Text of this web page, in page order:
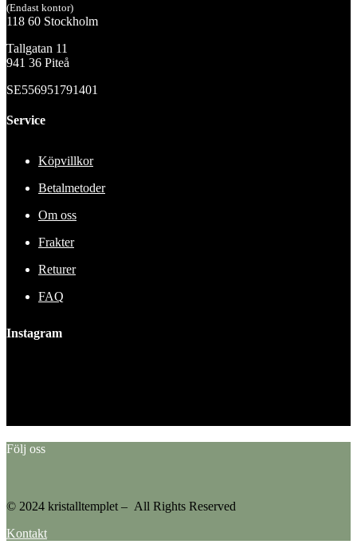
(Endast kontor)
118 60 Stockholm
Tallgatan 11
941 36 Piteå
SE556951791401
Service
Köpvillkor
Betalmetoder
Om oss
Frakter
Returer
FAQ
Instagram
Följ oss
© 2024 kristalltemplet – All Rights Reserved
Kontakt